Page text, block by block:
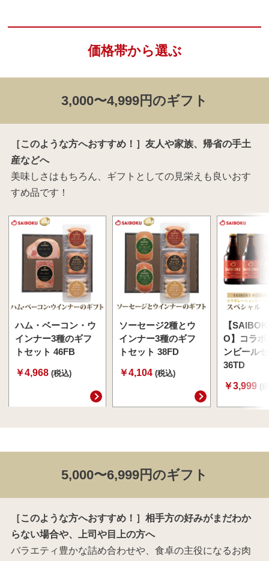
価格帯から選ぶ
3,000〜4,999円のギフト
［このような方へおすすめ！］友人や家族、帰省の手土
産などへ
美味しさはもちろん、ギフトとしての見栄えも良いおす
すめ品です！
ハム・ベーコン・ウ
インナー3種のギフ
トセット 46FB
￥4,968 (税込)
ソーセージ2種とウ
インナー3種のギフ
トセット 38FD
￥4,104 (税込)
【
O】コラボ
ンビール
36TD
￥3,999 (
5,000〜6,999円のギフト
［このような方へおすすめ！］相手方の好みがまだわか
らない場合や、上司や目上の方へ
バラエティ豊かな詰め合わせや、食卓の主役になるお肉